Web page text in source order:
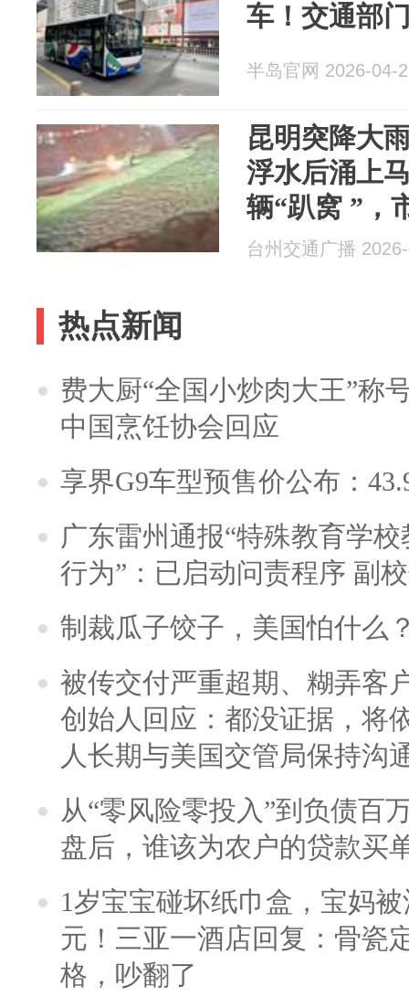
车！交通部
半岛官网 2026-04-
昆明突降大
浮水后涌上
辆“趴窝 ”，
蛋般浑圆；
台州交通广播
热点新闻
费大厨“全国小炒肉大王”称
中国烹饪协会回应
享界G9车型预售价公布：
广东雷州通报“特殊教育学
行为”：已启动问责程序 副
制裁瓜子饺子，美国怕什么
被传交付严重超期、糊弄客
创始人回应：都没证据，将
人长期与美国交管局保持沟
从“零风险零投入”到负债百
盘后，谁该为农户的贷款买
1岁宝宝碰坏纸巾盒，宝妈
元！三亚一酒店回复：骨瓷
格，吵翻了